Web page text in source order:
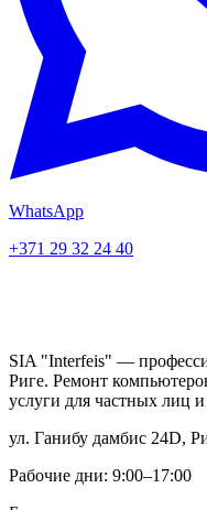
WhatsApp
+371 29 32 24 40
SIA "Interfeis" —
Риге. Ремонт
услуги для частных лиц
ул. Ганибу дамбис 24D,
Рабочие дни: 9:00–17:00